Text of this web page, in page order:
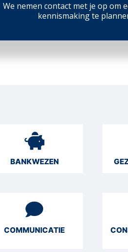
We nemen contact met je op om
kennismaking te
BANKWEZEN
COMMUNICATIE